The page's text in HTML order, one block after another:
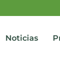
Noticias